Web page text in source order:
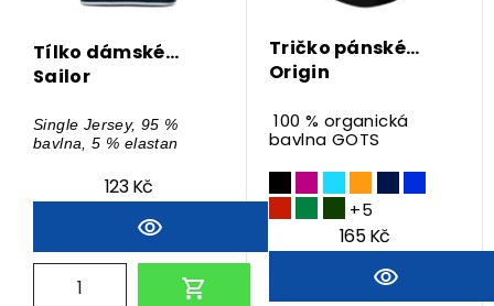
Tílko dámské
Sailor
Single Jersey, 95 %
bavlna, 5 % elastan
123 Kč
Tričko pánské
Origin
100 % organická
bavlna GOTS
+5
165 Kč